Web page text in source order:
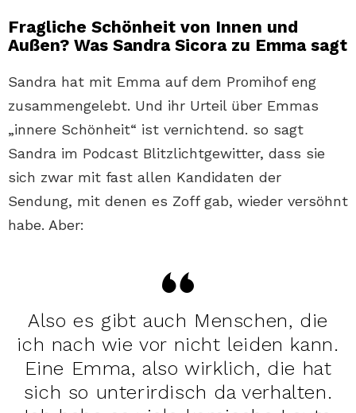
Fragliche Schönheit von Innen und
Außen? Was Sandra Sicora zu Emma sagt
Sandra hat mit Emma auf dem Promihof eng
zusammengelebt. Und ihr Urteil über Emmas
„innere Schönheit“ ist vernichtend. so sagt
Sandra im Podcast Blitzlichtgewitter, dass sie
sich zwar mit fast allen Kandidaten der
Sendung, mit denen es Zoff gab, wieder versöhnt
habe. Aber:
Also es gibt auch Menschen, die
ich nach wie vor nicht leiden kann.
Eine Emma, also wirklich, die hat
sich so unterirdisch da verhalten.